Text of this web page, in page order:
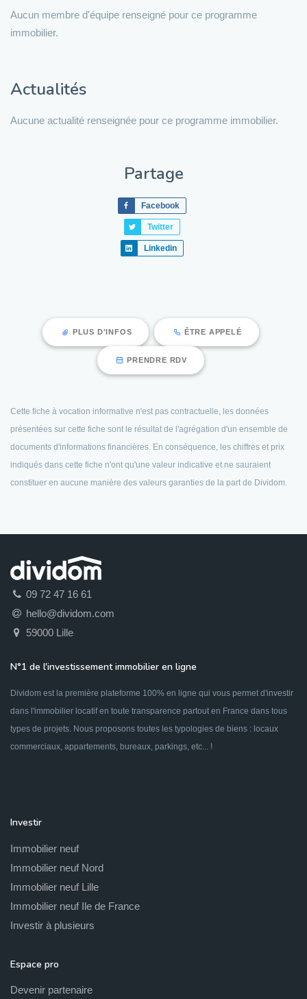
Aucun membre d'équipe renseigné pour ce programme
immobilier.
Actualités
Aucune actualité renseignée pour ce programme immobilier.
Partage
Facebook
Twitter
Linkedin
PLUS D'INFOS ÊTRE APPELÉ
PRENDRE RDV
Cette fiche à vocation informative n'est pas contractuelle, les données
présentées sur cette fiche sont le résultat de l'agrégation d'un ensemble de
documents d'informations financières. En conséquence, les chiffres et prix
indiqués dans cette fiche n'ont qu'une valeur indicative et ne sauraient
constituer en aucune manière des valeurs garanties de la part de Dividom.
09 72 47 16 61
hello@dividom.com
59000 Lille
N°1 de l'investissement immobilier en ligne
Dividom est la première plateforme 100% en ligne qui vous permet d'investir
dans l'immobilier locatif en toute transparence partout en France dans tous
types de projets. Nous proposons toutes les typologies de biens : locaux
commerciaux, appartements, bureaux, parkings, etc... !
Investir
Immobilier neuf
Immobilier neuf Nord
Immobilier neuf Lille
Immobilier neuf Ile de France
Investir à plusieurs
Espace pro
Devenir partenaire